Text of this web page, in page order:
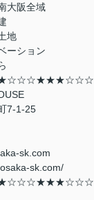
阪全域
地
ーション
7-1-25
sk.com
sk.com/